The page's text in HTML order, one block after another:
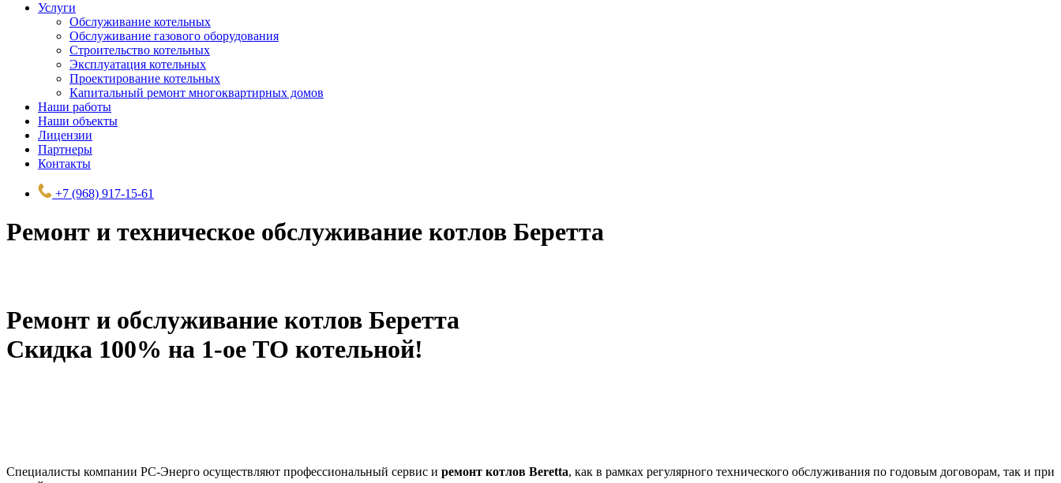
Услуги
Обслуживание котельных
Обслуживание газового оборудования
Строительство котельных
Эксплуатация котельных
Проектирование котельных
Капитальный ремонт многоквартирных домов
Наши работы
Наши объекты
Лицензии
Партнеры
Контакты
+7 (968) 917-15-61
Ремонт и техническое обслуживание котлов Беретта
Ремонт и обслуживание котлов Беретта
Скидка 100% на 1-ое ТО котельной!
Специалисты компании РС-Энерго осуществляют профессиональный сервис и ремонт котлов Beretta, как в рамках регулярного технического обслуживания по годовым договорам, так и при